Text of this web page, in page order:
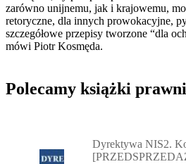
zarówno unijnemu, jak i krajowemu,
retoryczne, dla innych prowokacyjne,
szczegółowe przepisy tworzone “dla
mówi Piotr Kosmęda.
Polecamy książki
Dyrektywa NIS2.